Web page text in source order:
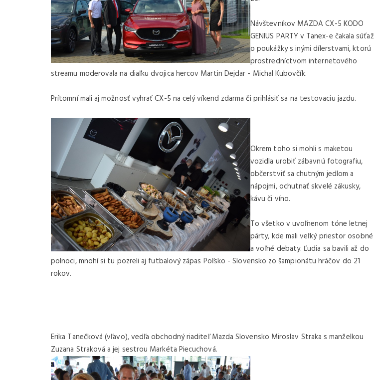
Návštevníkov MAZDA CX-5 KODO
GENIUS PARTY v Tanex-e čakala súťaž
o poukážky s inými dílerstvami, ktorú
prostredníctvom internetového
streamu moderovala na diaľku dvojica hercov Martin Dejdar - Michal Kubovčík.
Prítomní mali aj možnosť vyhrať CX-5 na celý víkend zdarma či prihlásiť sa na testovaciu jazdu.
Okrem toho si mohli s maketou
vozidla urobiť zábavnú fotografiu,
občerstviť sa chutným jedlom a
nápojmi, ochutnať skvelé zákusky,
kávu či víno.
To všetko v uvoľnenom tóne letnej
párty, kde mali veľký priestor osobné
a voľné debaty. Ľudia sa bavili až do
polnoci, mnohí si tu pozreli aj futbalový zápas Poľsko - Slovensko zo šampionátu hráčov do 21
rokov.
Erika Tanečková (vľavo), vedľa obchodný riaditeľ Mazda Slovensko Miroslav Straka s manželkou
Zuzana Straková a jej sestrou Markéta Piecuchová.
0 cm 50kW
50kWh 136k VAN L1
dvojkabina valník 7 miest 2184 cm
Fiat Ducato MAXI Dvojkabína L4 2.2
MTJ 180k valník 7 miest